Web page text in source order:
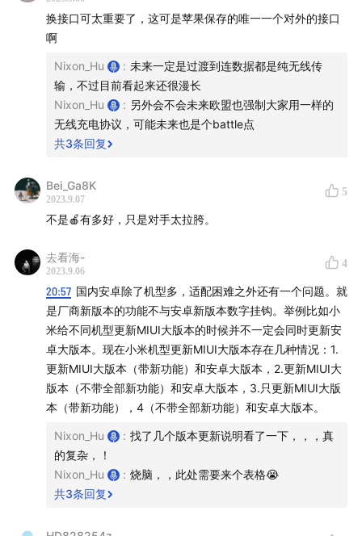
Part1：只做旗舰的特权
款新手机,包括两个数字系列和两个Pro系列。Pro Max将
改名为Ultra,预示着Pro和Ultra之间的差距将更大
- 苹果只做旗舰手机,这是其特权之一；苹果90%的
iPhone的代理商报价单
；苹果最初只有单一手机型号,后逐
步增加SKU。但近年来简化为两个数字系列和两个Pro系
11:33 - 自研芯片让苹果整条产品线使用同一颗SoC；二手
市场iPhone价格稳定,一代旗舰可用数年,这是苹果的又一
- 苹果系统支持端更新时间最长,高达8年,安卓手机多
在2-3年就停更新
Part2：被误读为卖点的 Type-C 口
- 切换到USB-C接口；不同机型的传输速度差异
- 曾经Lightning接口的用户体验；欧盟要求使用
换接口可太重要了，这可是苹果保存的唯一一个对外的接口
啊
Nixon_Hu : 未来一定是过渡到连数据都是纯无线传
输，不过目前看起来还很漫长
Nixon_Hu
: 另外会不会未来欧盟也强制大家用一样的
无线充电协议，可能未来也是个battle点
共3条回复
Bei_Ga8K
2023.9.07
5
不是🍎有多好，只是对手太拉胯。
去看海-
2023.9.06
4
20:57 国内安卓除了机型多，适配困难之外还有一个问题。就
是厂商新版本的功能不与安卓新版本数字挂钩。举例比如小
米给不同机型更新MIUI大版本的时候并不一定会同时更新安
卓大版本。现在小米机型更新MIUI大版本存在几种情况：1.
更新MIUI大版本（带新功能）和安卓大版本，2.更新MIUI大
版本（不带全部新功能）和安卓大版本，3.只更新MIUI大版
本（带新功能），4（不带全部新功能）和安卓大版本。
Nixon_Hu : 找了几个版本更新说明看了一下，，，真
的复杂，！
Nixon_Hu
: 烧脑，，此处需要来个表格😭
共3条回复